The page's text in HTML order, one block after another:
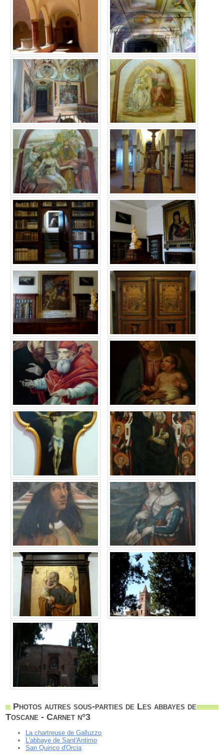
Photos autres sous-parties de Les abbayes de
Toscane - Carnet n°3
La chartreuse de Galluzzo
L'abbaye de Sant'Antimo
San Quirico d'Orcia